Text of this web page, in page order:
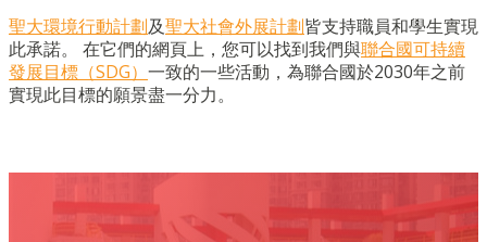
聖大環境行動計劃及聖大社會外展計劃皆支持職員和學生實現
此承諾。 在它們的網頁上，您可以找到我們與聯合國可持續
發展目標（SDG） 一致的一些活動，為聯合國於2030年之前
實現此目標的願景盡一分力。